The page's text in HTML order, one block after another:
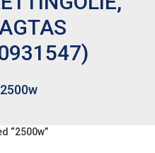
2500w
“2500w”